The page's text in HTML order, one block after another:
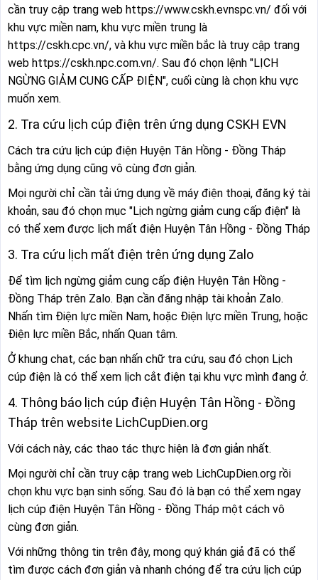
cần truy cập trang web https://www.cskh.evnspc.vn/ đối với
khu vực miền nam, khu vực miền trung là
https://cskh.cpc.vn/, và khu vực miền bắc là truy cập trang
web https://cskh.npc.com.vn/. Sau đó chọn lệnh "LỊCH
NGỪNG GIẢM CUNG CẤP ĐIỆN", cuối cùng là chọn khu vực
muốn xem.
2. Tra cứu lịch cúp điện trên ứng dụng CSKH EVN
Cách tra cứu lịch cúp điện Huyện Tân Hồng - Đồng Tháp
bằng ứng dụng cũng vô cùng đơn giản.
Mọi người chỉ cần tải ứng dụng về máy điện thoại, đăng ký tài
khoản, sau đó chọn mục "Lịch ngừng giảm cung cấp điện" là
có thể xem được lịch mất điện Huyện Tân Hồng - Đồng Tháp
3. Tra cứu lịch mất điện trên ứng dụng Zalo
Để tìm lịch ngừng giảm cung cấp điện Huyện Tân Hồng -
Đồng Tháp trên Zalo. Bạn cần đăng nhập tài khoản Zalo.
Nhấn tìm Điện lực miền Nam, hoặc Điện lực miền Trung, hoặc
Điện lực miền Bắc, nhấn Quan tâm.
Ở khung chat, các bạn nhấn chữ tra cứu, sau đó chọn Lịch
cúp điện là có thể xem lịch cắt điện tại khu vực mình đang ở.
4. Thông báo lịch cúp điện Huyện Tân Hồng - Đồng
Tháp trên website LichCupDien.org
Với cách này, các thao tác thực hiện là đơn giản nhất.
Mọi người chỉ cần truy cập trang web LichCupDien.org rồi
chọn khu vực bạn sinh sống. Sau đó là bạn có thể xem ngay
lịch cúp điện Huyện Tân Hồng - Đồng Tháp một cách vô
cùng đơn giản.
Với những thông tin trên đây, mong quý khán giả đã có thể
tìm được cách đơn giản và nhanh chóng để tra cứu lịch cúp